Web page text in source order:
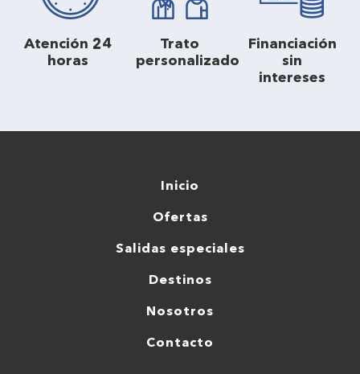
Atención 24
horas
Trato
personalizado
Financiación
sin
intereses
Inicio
Ofertas
Salidas especiales
Destinos
Nosotros
Contacto